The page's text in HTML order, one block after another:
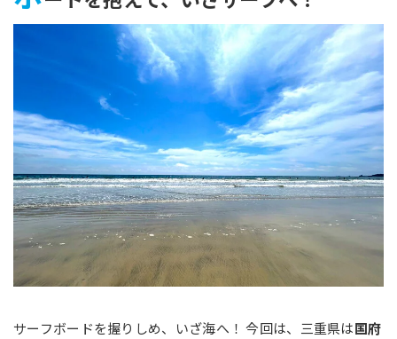
サーフボードを握りしめ、いざ海へ！ 今回は、三重県は国府